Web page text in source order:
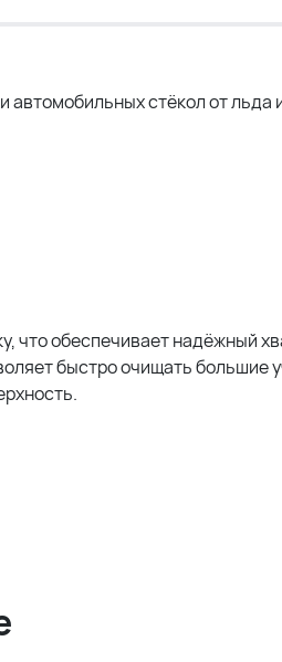
стёкол от
что обеспечивает надёжный
быстро очищать большие